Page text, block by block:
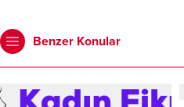
Benzer Konular